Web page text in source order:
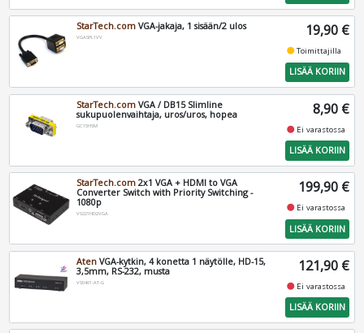
StarTech.com VGA-jakaja, 1 sisään/2 ulos
VGASPL1VV 19,90 €
fiber_manual_recordToimittajilla
LISÄÄ KORIIN
StarTech.com VGA / DB15 Slimline
sukupuolenvaihtaja, uros/uros, hopea
GC15HSM
8,90 €
fiber_manual_record Ei varastossa
LISÄÄ KORIIN
StarTech.com 2x1 VGA + HDMI to VGA
Converter Switch with Priority Switching -
1080p
VS221HD2VGA
199,90 €
fiber_manual_record Ei varastossa
LISÄÄ KORIIN
Aten VGA-kytkin, 4 konetta 1 näytölle, HD-15,
3,5mm, RS-232, musta
VS0401-AT-G
121,90 €
fiber_manual_record Ei varastossa
LISÄÄ KORIIN